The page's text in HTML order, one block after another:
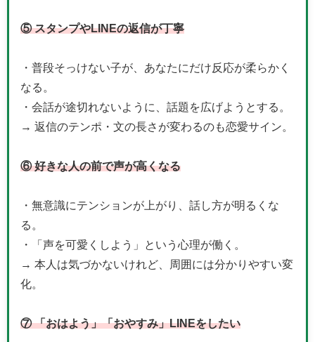
⑤ スタンプやLINEの返信が丁寧
・普段そっけない子が、あなたにだけ反応が柔らかく
なる。
・会話が途切れないように、話題を広げようとする。
→ 返信のテンポ・文の長さが変わるのも恋愛サイン。
⑥ 好きな人の前で声が高くなる
・無意識にテンションが上がり、話し方が明るくな
る。
・「声を可愛くしよう」という心理が働く。
→ 本人は気づかないけれど、周囲には分かりやすい変
化。
⑦ 「おはよう」「おやすみ」LINEをしたい